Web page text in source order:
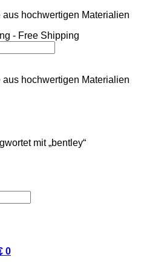
aus hochwertigen Materialien
- Free Shipping
aus hochwertigen Materialien
0
mit „bentley“